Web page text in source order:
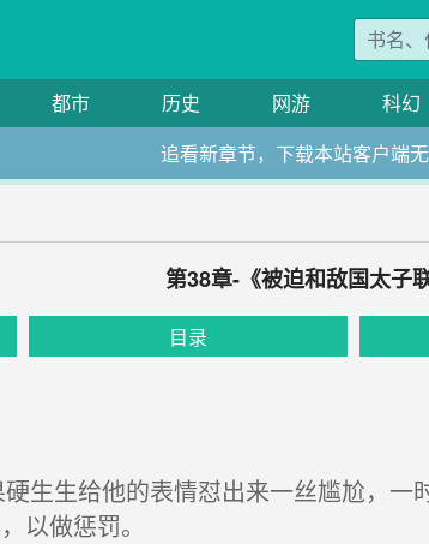
都市 历史 网游 科幻
追看新章节，下载本站客户端
第38章-《被迫和敌国太子
目录
生生给他的表情怼出来一丝尴尬，一
以做惩罚。